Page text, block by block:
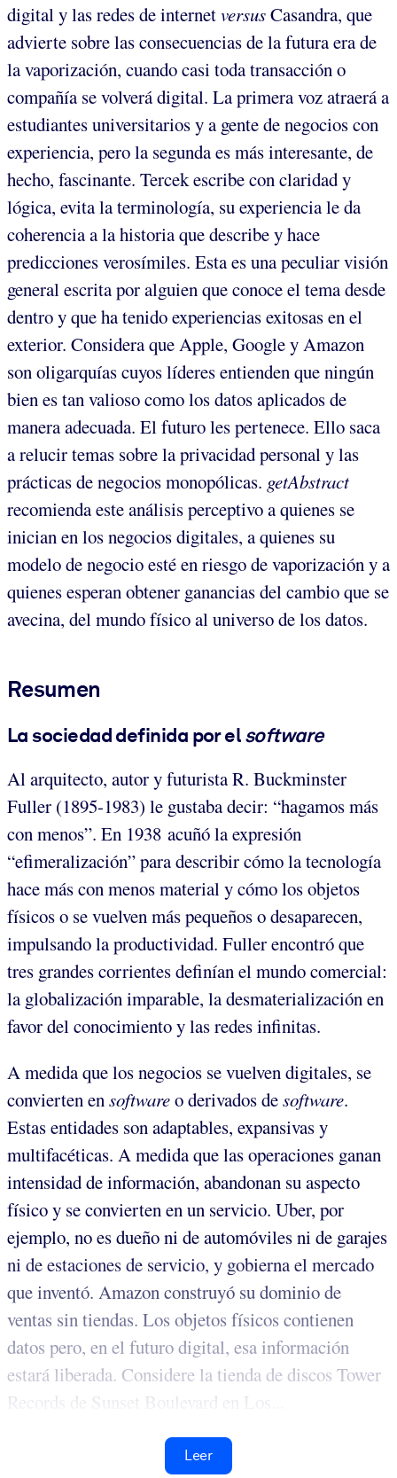
digital y las redes de internetversusCasandra, que
advierte sobre las consecuencias de la futura era de
la vaporización, cuando casi toda transacción o
compañía se volverá digital. La primera voz atraerá a
estudiantes universitarios y a gente de negocios con
experiencia, pero la segunda es más interesante, de
hecho, fascinante. Tercek escribe con claridad y
lógica, evita la terminología, su experiencia le da
coherencia a la historia que describe y hace
predicciones verosímiles. Esta es una peculiar visión
general escrita por alguien que conoce el tema desde
dentro y que ha tenido experiencias exitosas en el
exterior. Considera que Apple, Google y Amazon
son oligarquías cuyos líderes entienden que ningún
bien es tan valioso como los datos aplicados de
manera adecuada. El futuro les pertenece. Ello saca
a relucir temas sobre la privacidad personal y las
prácticas de negocios monopólicas. getAbstract
recomienda este análisis perceptivo a quienes se
inician en los negocios digitales, a quienes su
modelo de negocio esté en riesgo de vaporización y a
quienes esperan obtener ganancias del cambio que se
avecina, del mundo físico al universo de los datos.
Resumen
La sociedad definida por elsoftware
Al arquitecto, autor y futurista R. Buckminster
Fuller (1895-1983) le gustaba decir: “hagamos más
con menos”. En 1938 acuñó la expresión
“efimeralización” para describir cómo la tecnología
hace más con menos material y cómo los objetos
físicos o se vuelven más pequeños o desaparecen,
impulsando la productividad. Fuller encontró que
tres grandes corrientes definían el mundo comercial:
la globalización imparable, la desmaterialización en
favor del conocimiento y las redes infinitas.
A medida que los negocios se vuelven digitales, se
convierten ensoftwareo derivados desoftware.
Estas entidades son adaptables, expansivas y
multifacéticas. A medida que las operaciones ganan
intensidad de información, abandonan su aspecto
físico y se convierten en un servicio. Uber, por
ejemplo, no es dueño ni de automóviles ni de garajes
ni de estaciones de servicio, y gobierna el mercado
que inventó. Amazon construyó su dominio de
ventas sin tiendas. Los objetos físicos contienen
datos pero, en el futuro digital, esa información
estará liberada. Considere la tienda de discos Tower
Records de Sunset Boulevard en Los...
Leer